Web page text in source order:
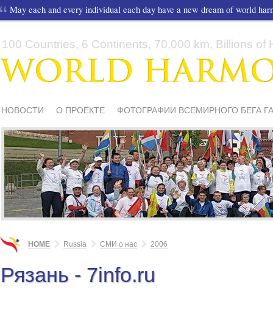
May each and every individual each day have a new dream of world
100 Countries, 6 Continents, 70,000 km, Billions of
НОВОСТИ О ПРОЕКТЕ
ФОТОГРАФИИ ВСЕМИРНОГО БЕГА
СМИ О НАС
ШКОЛЫ И ДЕТИ МАТЕРИАЛЫ ПИСЬМА
HOME Russia СМИ о нас 2006
Рязань - 7info.ru